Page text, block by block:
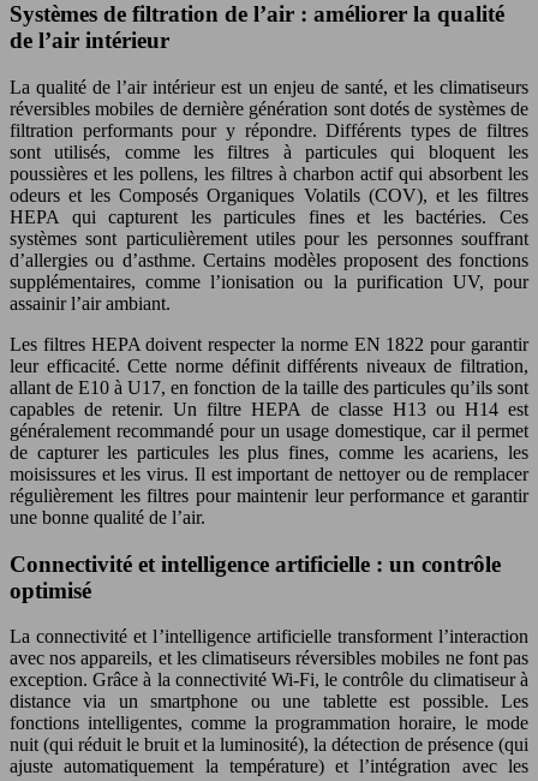
Systèmes de filtration de l’air : améliorer la qualité
de l’air intérieur
La qualité de l’air intérieur est un enjeu de santé, et les climatiseurs
réversibles mobiles de dernière génération sont dotés de systèmes de
filtration performants pour y répondre. Différents types de filtres
sont utilisés, comme les filtres à particules qui bloquent les
poussières et les pollens, les filtres à charbon actif qui absorbent les
odeurs et les Composés Organiques Volatils (COV), et les filtres
HEPA qui capturent les particules fines et les bactéries. Ces
systèmes sont particulièrement utiles pour les personnes souffrant
d’allergies ou d’asthme. Certains modèles proposent des fonctions
supplémentaires, comme l’ionisation ou la purification UV, pour
assainir l’air ambiant.
Les filtres HEPA doivent respecter la norme EN 1822 pour garantir
leur efficacité. Cette norme définit différents niveaux de filtration,
allant de E10 à U17, en fonction de la taille des particules qu’ils sont
capables de retenir. Un filtre HEPA de classe H13 ou H14 est
généralement recommandé pour un usage domestique, car il permet
de capturer les particules les plus fines, comme les acariens, les
moisissures et les virus. Il est important de nettoyer ou de remplacer
régulièrement les filtres pour maintenir leur performance et garantir
une bonne qualité de l’air.
Connectivité et intelligence artificielle : un contrôle
optimisé
La connectivité et l’intelligence artificielle transforment l’interaction
avec nos appareils, et les climatiseurs réversibles mobiles ne font pas
exception. Grâce à la connectivité Wi-Fi, le contrôle du climatiseur à
distance via un smartphone ou une tablette est possible. Les
fonctions intelligentes, comme la programmation horaire, le mode
nuit (qui réduit le bruit et la luminosité), la détection de présence (qui
ajuste automatiquement la température) et l’intégration avec les